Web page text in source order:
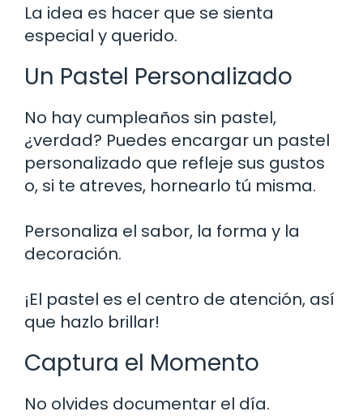
La idea es hacer que se sienta
especial y querido.
Un Pastel Personalizado
No hay cumpleaños sin pastel,
¿verdad? Puedes encargar un pastel
personalizado que refleje sus gustos
o, si te atreves, hornearlo tú misma.
Personaliza el sabor, la forma y la
decoración.
¡El pastel es el centro de atención, así
que hazlo brillar!
Captura el Momento
No olvides documentar el día.